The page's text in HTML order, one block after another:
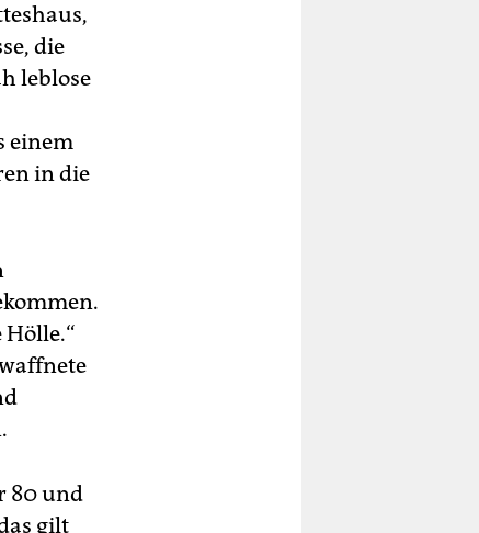
die
leblose
einem
in die
Hölle.“
80 und
gilt